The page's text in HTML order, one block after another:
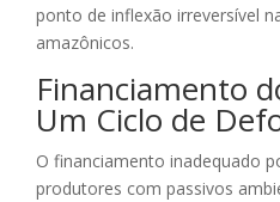
ponto de inflexão irreversível
amazônicos.
Financiamento
Um Ciclo de
O financiamento inadequado
produtores com passivos